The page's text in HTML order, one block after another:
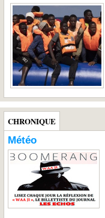
CHRONIQUE
Météo